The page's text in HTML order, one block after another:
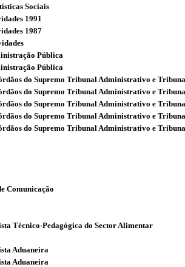
Sociais
1991
1987
Pública
Pública
do Supremo Tribunal Administrativo e
do Supremo Tribunal Administrativo e
do Supremo Tribunal Administrativo e
do Supremo Tribunal Administrativo e
do Supremo Tribunal Administrativo e
Comunicação
Técnico-Pedagógica do Sector Alimentar
Aduaneira
Aduaneira